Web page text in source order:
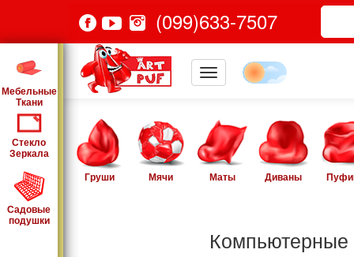
(099)633-7507
Груши Мячи Маты Диваны
Мебельные
Ткани
Стекло
Зеркала
Садовые
подушки